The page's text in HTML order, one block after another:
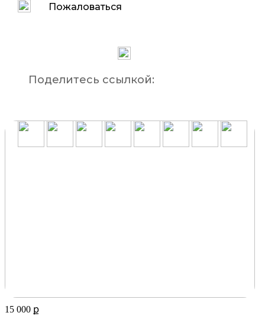
Пожаловаться
Поделитесь ссылкой:
15 000 ք